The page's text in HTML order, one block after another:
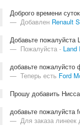
Доброго времени
Добавлен Renault
Добавьте пожалуйста
Пожалуйста - Land
добавьте пожалуйсто
Теперь есть Ford
Прошу добавить
добавьте
Для заказа линеек